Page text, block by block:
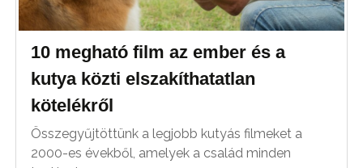
10 megható film az ember és a
kutya közti elszakíthatatlan
kötelékről
Összegyűjtöttünk a legjobb kutyás filmeket a
2000-es évekből, amelyek a család minden